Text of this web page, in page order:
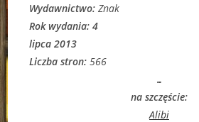
Wydawnictwo:Znak
Rok wydania: 4
lipca 2013
Liczba stron:566
…
na szczęście:
Alibi